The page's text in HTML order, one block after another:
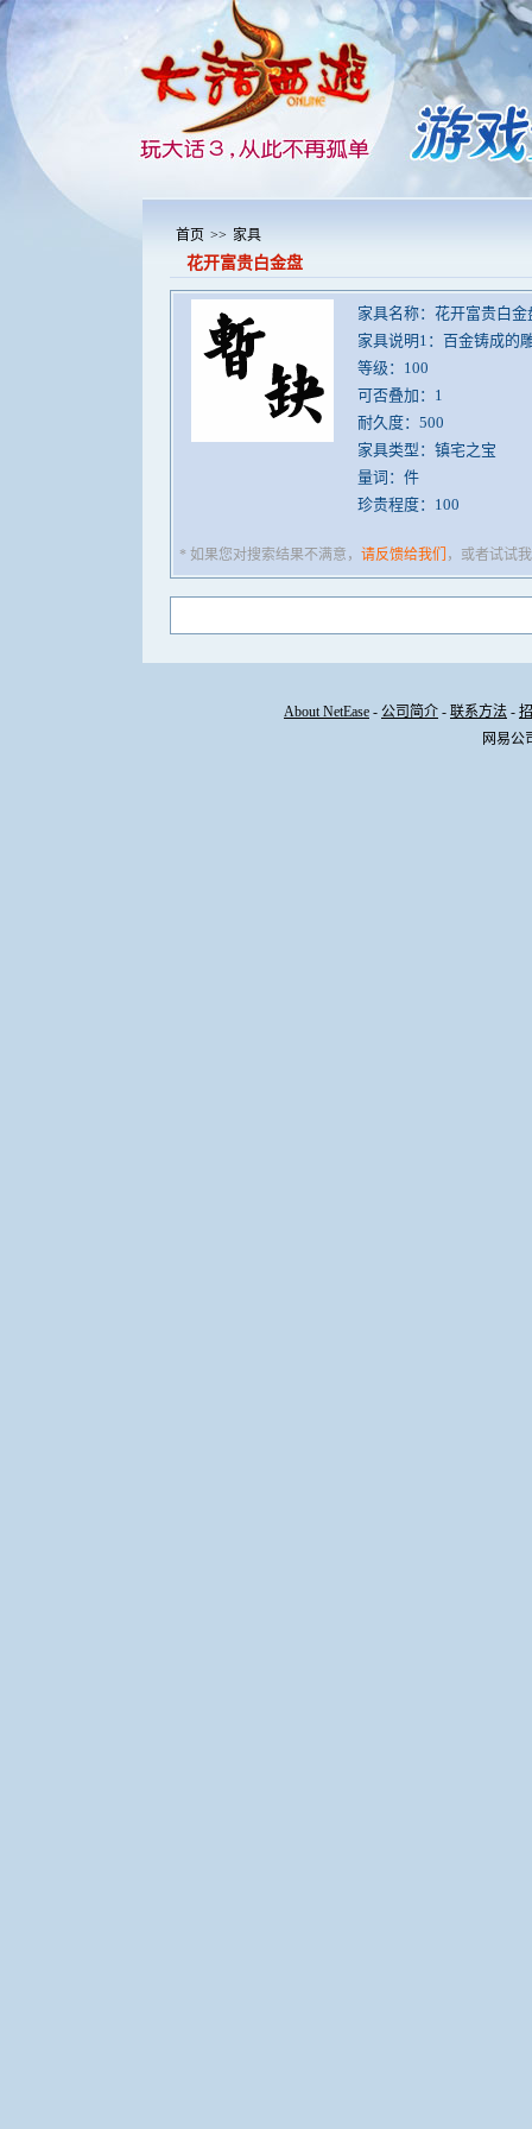
首页 >> 家具
花开富贵白金盘
家具名称：花开富贵白金
家具说明1：百金铸成的
等级：100
可否叠加：1
耐久度：500
家具类型：镇宅之宝
量词：件
珍贵程度：100
* 如果您对搜索结果不满意， 请反馈给我们 ，或者试试
About NetEase - 公司简介 - 联系方法 -
网易公